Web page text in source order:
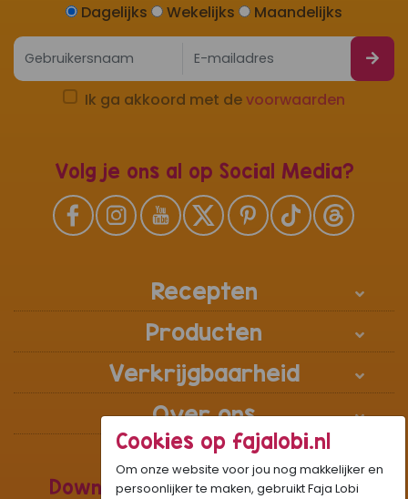
Dagelijks
Wekelijks Maandelijks
Ik ga akkoord met devoorwaarden
Volg je ons al op Social Media?
Recepten
Producten
Verkrijgbaarheid
Over ons
Download de Recepten Webapp
Cookies op fajalobi.nl
Om onze website voor jou nog makkelijker en
persoonlijker te maken, gebruikt Faja Lobi